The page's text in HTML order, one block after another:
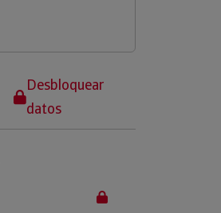
Desbloquear
datos